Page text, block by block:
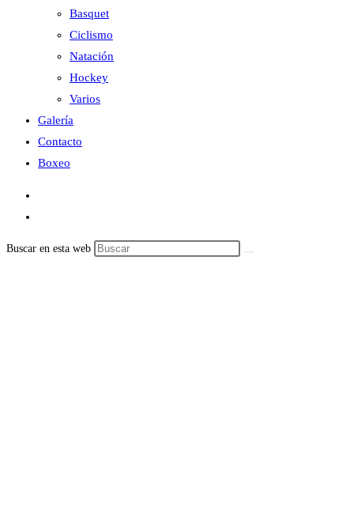
Basquet
Ciclismo
Natación
Hockey
Varios
Galería
Contacto
Boxeo
Buscar en esta web